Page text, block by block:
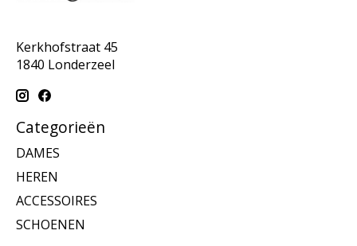
Kerkhofstraat 45
1840 Londerzeel
Categorieën
DAMES
HEREN
ACCESSOIRES
SCHOENEN